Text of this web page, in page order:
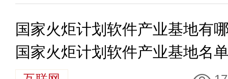
国家火炬计划软件产业基地有
国家火炬计划软件产业基地名